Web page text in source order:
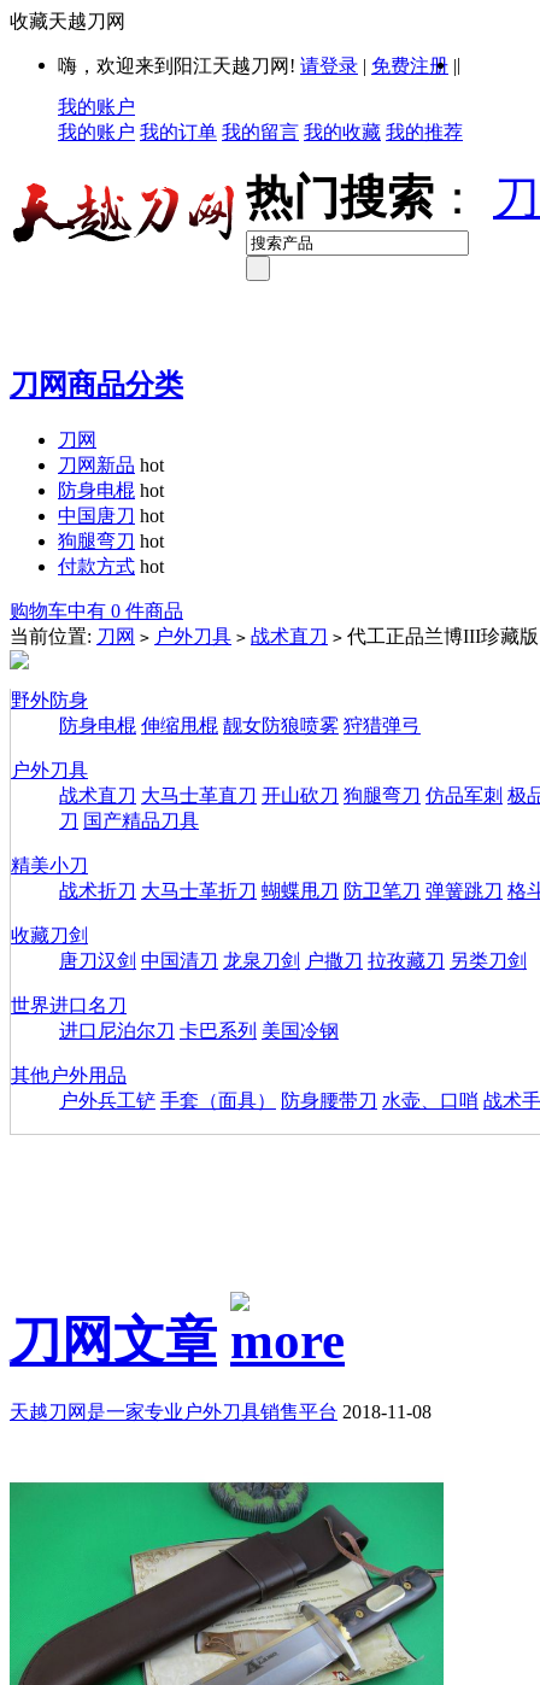
收藏天越刀网
嗨，欢迎来到阳江天越刀网! 请登录 | 免费注册 ||
我的账户
我的账户 我的订单 我的留言 我的收藏 我的推荐
热门搜索 ：
刀网商品分类
刀网
刀网新品 hot
防身电棍 hot
中国唐刀 hot
狗腿弯刀 hot
付款方式 hot
购物车中有 0 件商品
当前位置: 刀网 > 户外刀具 > 战术直刀 > 代工正品兰博III珍藏版
野外防身
防身电棍 伸缩甩棍 靓女防狼喷雾 狩猎弹弓
户外刀具
战术直刀 大马士革直刀 开山砍刀 狗腿弯刀 仿品军刺 极
刀 国产精品刀具
精美小刀
战术折刀 大马士革折刀 蝴蝶甩刀 防卫笔刀 弹簧跳刀 格
收藏刀剑
唐刀汉剑 中国清刀 龙泉刀剑 户撒刀 拉孜藏刀 另类刀剑
世界进口名刀
进口尼泊尔刀 卡巴系列 美国冷钢
其他户外用品
户外兵工铲 手套（面具） 防身腰带刀 水壶、口哨 战术
刀网文章
天越刀网是一家专业户外刀具销售平台 2018-11-08